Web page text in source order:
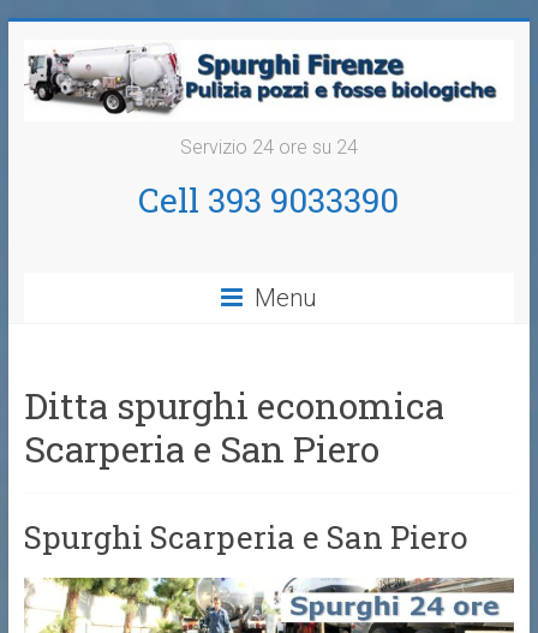
Servizio 24 ore su 24
Cell 393 9033390
Menu
Ditta spurghi economica
Scarperia e San Piero
Spurghi Scarperia e San Piero